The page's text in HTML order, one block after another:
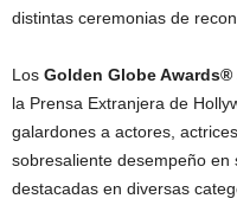
distintas ceremonias de
Los Golden Globe Awards®
la Prensa Extranjera de
galardones a actores,
sobresaliente desempeño
destacadas en diversas